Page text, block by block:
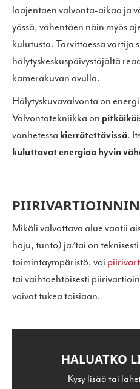
laajentaen valvonta-aikaa ja
yössä, vähentäen näin myös
kulutusta. Tarvittaessa vartija
hälytyskeskuspäivystäjältä
kamerakuvan avulla.
Hälytyskuvavalvonta on
Valvontatekniikka on
vanhetessa kierrätettävissä.
kuluttavat energiaa hyvin
Mikäli valvottava alue vaatii
haju, tunto) ja/tai on
toimintaympäristö, voi
tai vaihtoehtoisesti
voivat tukea toisiaan.
HALUATKO
Kysy lisää tai